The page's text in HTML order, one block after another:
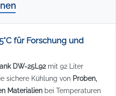
für Forschung und
DW-25L92 mit 92 Liter
sichere Kühlung von Proben,
Materialien bei Temperaturen